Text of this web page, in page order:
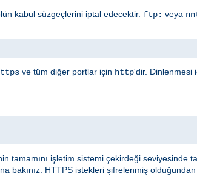
kabul süzgeçlerini iptal edecektir. ftp: veya
ve tüm diğer portlar için http'dir. Dinlenmesi
tamamını işletim sistemi çekirdeği seviyesinde
bakınız. HTTPS istekleri şifrelenmiş